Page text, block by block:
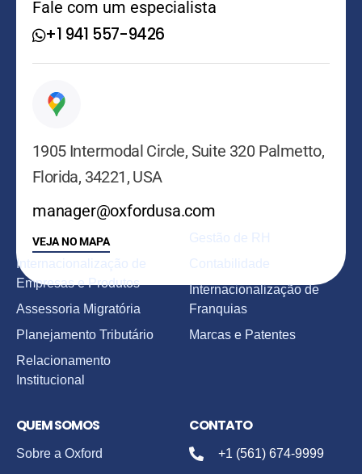
Fale com um especialista
+1 941 557-9426
1905 Intermodal Circle, Suite 320 Palmetto,
Florida, 34221, USA
manager@oxfordusa.com
VEJA NO MAPA
SERVIÇOS
Internacionalização de
Empresas e Produtos
Assessoria Migratória
Planejamento Tributário
Relacionamento
Institucional
Gestão de RH
Contabilidade
Internacionalização de
Franquias
Marcas e Patentes
QUEM SOMOS
Sobre a Oxford
CONTATO
+1 (561) 674-9999